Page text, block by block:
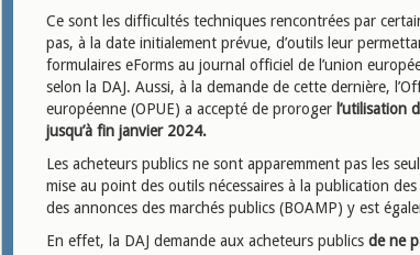
Ce sont les difficultés techniques rencontrées par
pas, à la date initialement prévue, d’outils leur
formulaires eForms au journal officiel de l’union
selon la DAJ. Aussi, à la demande de cette dernière,
européenne (OPUE) a accepté de proroger l’utilisation
jusqu’à fin janvier 2024.
Les acheteurs publics ne sont apparemment pas les
mise au point des outils nécessaires à la publication
des annonces des marchés publics (BOAMP) y est
En effet, la DAJ demande aux acheteurs publics de ne